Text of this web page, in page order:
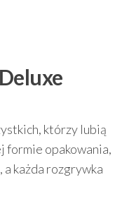
którzy lubią
formie opakowania,
każda rozgrywka